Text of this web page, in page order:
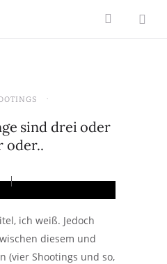
sind drei oder
oder..
ich weiß. Jedoch
diesem und
(vier Shootings und so,